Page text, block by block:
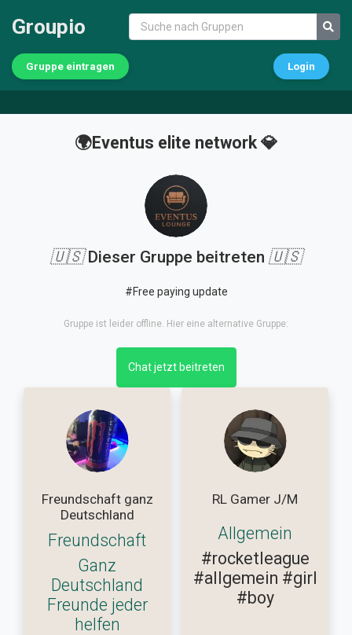
Groupio
Gruppe eintragen Login
🌍Eventus elite network 💎
🇺🇸Dieser Gruppe beitreten 🇺🇸
#Free paying update
Gruppe ist leider offline. Hier eine alternative Gruppe:
Chat jetzt beitreten
Freundschaft ganz
Deutschland
Freundschaft
Ganz
Deutschland
Freunde jeder
helfen
RL Gamer J/M
Allgemein
#rocketleague
#allgemein #girl
#boy